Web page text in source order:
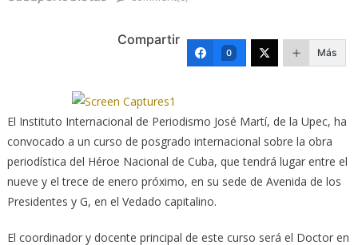
Compartir
0 Más
El Instituto Internacional de Periodismo José Martí, de la Upec, ha
convocado a un curso de posgrado internacional sobre la obra
periodística del Héroe Nacional de Cuba, que tendrá lugar entre el
nueve y el trece de enero próximo, en su sede de Avenida de los
Presidentes y G, en el Vedado capitalino.
El coordinador y docente principal de este curso será el Doctor en